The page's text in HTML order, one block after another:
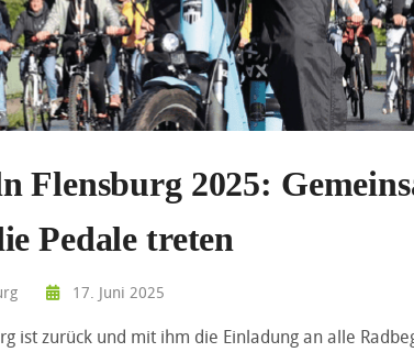
Flensburg 2025:
Pedale treten
17. Juni 2025
ist zurück und mit ihm die Einladung an alle